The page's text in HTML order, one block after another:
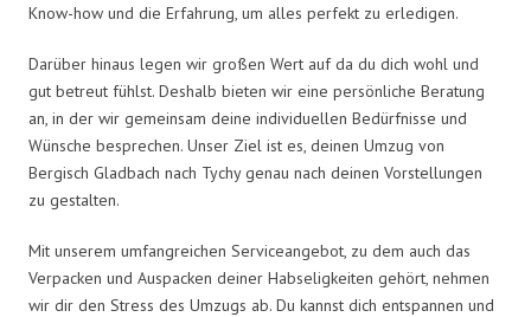
Know-how und die Erfahrung, um alles perfekt zu erledigen.
Darüber hinaus legen wir großen Wert auf da du dich wohl und
gut betreut fühlst. Deshalb bieten wir eine persönliche Beratung
an, in der wir gemeinsam deine individuellen Bedürfnisse und
Wünsche besprechen. Unser Ziel ist es, deinen Umzug von
Bergisch Gladbach nach Tychy genau nach deinen Vorstellungen
zu gestalten.
Mit unserem umfangreichen Serviceangebot, zu dem auch das
Verpacken und Auspacken deiner Habseligkeiten gehört, nehmen
wir dir den Stress des Umzugs ab. Du kannst dich entspannen und